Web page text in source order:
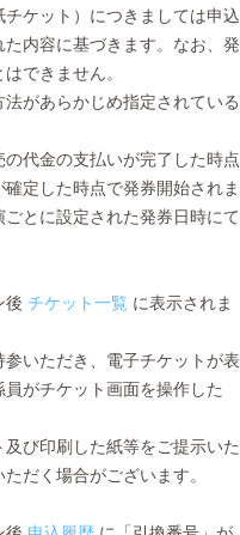
ケット）につきましては申込
内容に基づきます。なお、発
できません。
があらかじめ指定されている
代金の支払いが完了した時点
定した時点で発券開始されま
とに設定された発券日時にて
後 チケット一覧 に表示されま
いただき、電子チケットが表
がチケット画面を操作した
び印刷した紙等をご提示いた
だく場合がございます。